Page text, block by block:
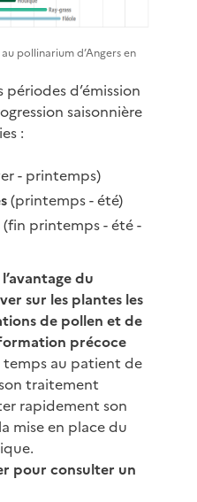
pollinarium d’Angers en
d’émission
saisonnière
:
- printemps)
(printemps - été)
(fin printemps - été -
l’avantage du
sur les plantes les
de pollen et de
précoce
temps au patient de
traitement
rapidement son
mise en place du
pour consulter un